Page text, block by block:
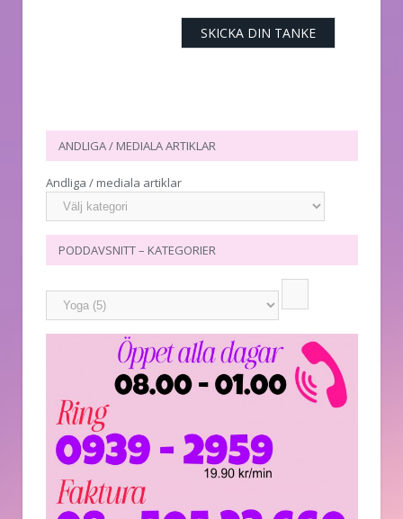
ANDLIGA / MEDIALA ARTIKLAR
Andliga / mediala artiklar
PODDAVSNITT – KATEGORIER